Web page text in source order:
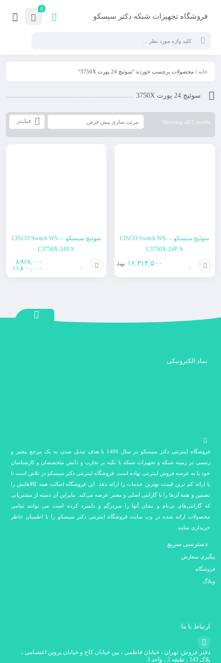
فروشگاه تجهیزات شبکه دکتر سیسکو
0
خانه / محصولات برچسب خورده “سوئیچ 24 پورت 3750X”
سوئیچ 24 پورت 3750X
فیلـتر Showing all 2 results
سوئیچ سیسکو – CISCO Switch WS-
C3750X-24P-S
۱۶,۳۱۳,۵۰۰ تومان
سوئیچ سیسکو – CISCO Switch WS-
C3750X-24T-S
۸,۹۶۸,۰۰۰
۱۱,۸۰۰,۰۰۰
نماد الکترونیکی
فروشگاه اینترنتی دکتر سیسکو در سال 1400 با هدف تبدیل شدن به یک مرجع معتبر و
رسمی در زمینه شبکه و تجهیزات شبکه با تکیه بر تجارب و دانش متخصصان و کارشناسان
خود پا به عرصه فروش اینترنتی نهاده است. فروشگاه اینترنتی دکتر سیسکو در تلاش است تا
با ارائه کم ترین قیمت بهترین خدمات را ارائه دهد. این فروشگاه اصالت همه کالاهایش را
تضمین و همۀ آن‌ها را با گارانتی اصلی و معتبر عرضه می‌کند. بنابراین آن دسته از مشتریانی
که گارانتی‌های بی‌نام و نشان آنها را سردرگم و دلسرد کرده است می توانند تمامی
محصولات ارائه شده در وب سایت فروشگاه اینترنتی دکتر سیسکو را با اطمینان خاطر
خریداری نمایند.
دسترسی سریع
پیگیری سفارش
فروشگاه
وبلاگ
ارتباط با ما
دفتر فروش: تهران ، خیابان فاطمی ، بین خیابان کاج و خیابان پروین اعتصامی ،
پلاک 143 ، طبقه 2 ، واحد 3